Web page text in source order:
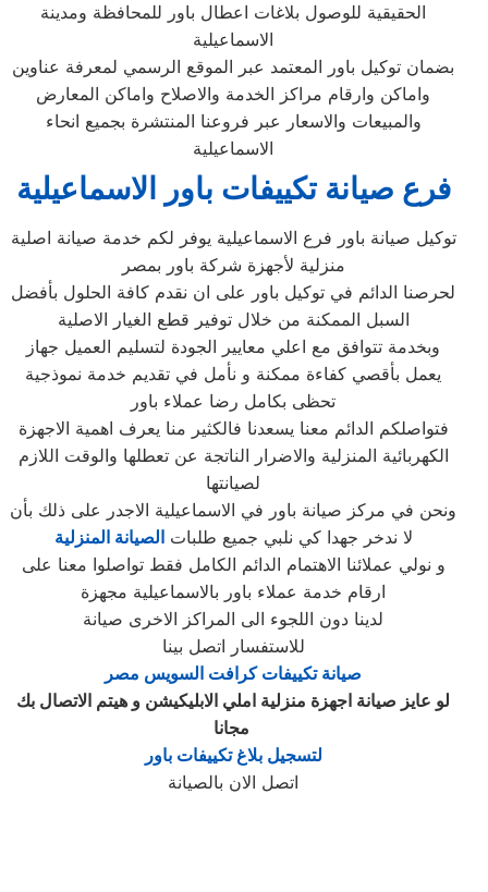
الحقيقية للوصول بلاغات اعطال باور للمحافظة ومدينة
الاسماعيلية‏
بضمان توكيل باور المعتمد عبر الموقع الرسمي لمعرفة عناوين
واماكن وارقام مراكز الخدمة والاصلاح واماكن المعارض
والمبيعات والاسعار عبر فروعنا المنتشرة بجميع انحاء
الاسماعيلية‏
فرع صيانة تكييفات باور الاسماعيلية‏
توكيل صيانة باور فرع الاسماعيلية‏ يوفر لكم خدمة صيانة اصلية
منزلية لأجهزة شركة باور بمصر
لحرصنا الدائم في توكيل باور على ان نقدم كافة الحلول بأفضل
السبل الممكنة من خلال توفير قطع الغيار الاصلية
وبخدمة تتوافق مع اعلي معايير الجودة لتسليم العميل جهاز
يعمل بأقصي كفاءة ممكنة و نأمل في تقديم خدمة نموذجية
تحظى بكامل رضا عملاء باور
فتواصلكم الدائم معنا يسعدنا فالكثير منا يعرف اهمية الاجهزة
الكهربائية المنزلية والاضرار الناتجة عن تعطلها والوقت اللازم
لصيانتها
ونحن في مركز صيانة باور في الاسماعيلية‏ الاجدر على ذلك بأن
لا ندخر جهدا كي نلبي جميع طلباتالصيانة المنزلية
و نولي عملائنا الاهتمام الدائم الكامل فقط تواصلوا معنا على
ارقام خدمة عملاء باور بالاسماعيلية‏ مجهزة
لدينا دون اللجوء الى المراكز الاخرى صيانة
للاستفسار اتصل بينا
صيانة تكييفات كرافت السويس مصر
لو عايز صيانة اجهزة منزلية املي الابليكيشن و هيتم الاتصال بك
مجانا
لتسجيل بلاغ تكييفات باور
اتصل الان بالصيانة